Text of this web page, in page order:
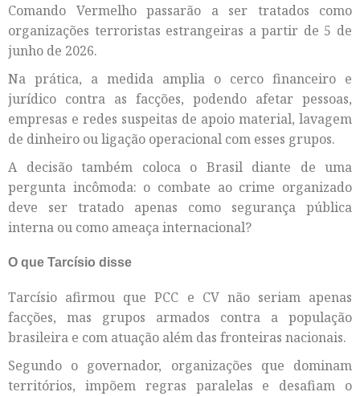
Comando Vermelho passarão a ser tratados como
organizações terroristas estrangeiras a partir de 5 de
junho de 2026.
Na prática, a medida amplia o cerco financeiro e
jurídico contra as facções, podendo afetar pessoas,
empresas e redes suspeitas de apoio material, lavagem
de dinheiro ou ligação operacional com esses grupos.
A decisão também coloca o Brasil diante de uma
pergunta incômoda: o combate ao crime organizado
deve ser tratado apenas como segurança pública
interna ou como ameaça internacional?
O que Tarcísio disse
Tarcísio afirmou que PCC e CV não seriam apenas
facções, mas grupos armados contra a população
brasileira e com atuação além das fronteiras nacionais.
Segundo o governador, organizações que dominam
territórios, impõem regras paralelas e desafiam o